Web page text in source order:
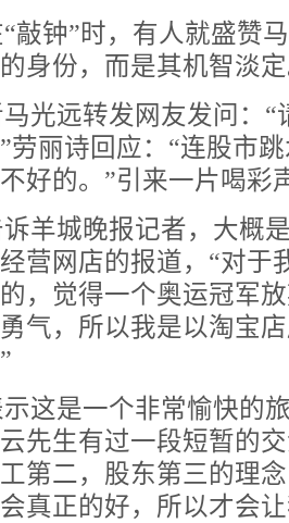
钟”时，有人就盛赞马
身份，而是其机智淡
远转发网友发问：“
劳丽诗回应：“连股市
好的。”引来一片喝彩
城晚报记者，大概是
营网店的报道，“对于
，觉得一个奥运冠军
气，所以我是以淘宝
是一个非常愉快的旅
先生有过一段短暂的
第二，股东第三的理
真正的好，所以才会